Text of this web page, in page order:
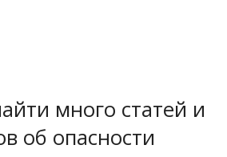
много статей и
об опасности